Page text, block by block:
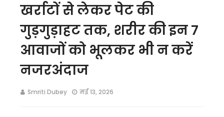
खर्राटों से लेकर पेट की
गुड़गुड़ाहट तक, शरीर की इन 7
आवाजों को भूलकर भी न करें
नजरअंदाज
Smriti Dubey मई 13, 2026